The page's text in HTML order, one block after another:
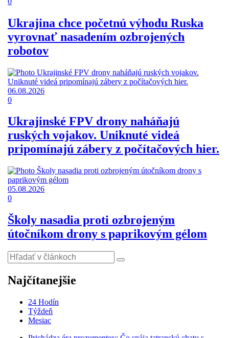
Ukrajina chce početnú výhodu Ruska
vyrovnať nasadením ozbrojených
robotov
06.08.2026
0
Ukrajinské FPV drony naháňajú
ruských vojakov. Uniknuté videá
pripomínajú zábery z počítačových hier.
05.08.2026
0
Školy nasadia proti ozbrojeným
útočníkom drony s paprikovým gélom
Najčítanejšie
24 Hodín
Týždeň
Mesiac